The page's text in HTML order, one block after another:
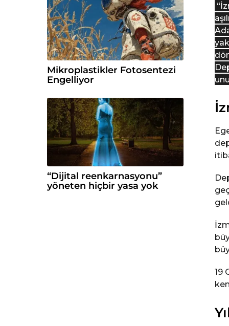
19
Mikroplastikler Fotosentezi
Engelliyor
“Dijital reenkarnasyonu”
yöneten hiçbir yasa yok